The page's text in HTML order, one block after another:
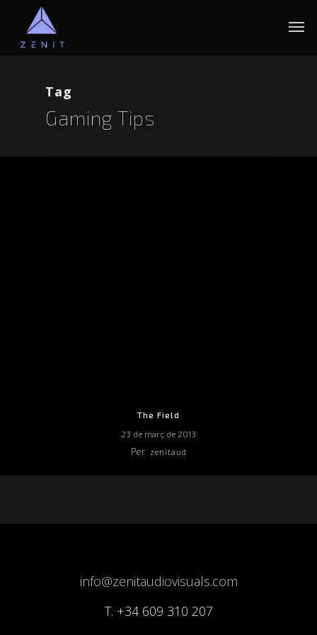
contingut
principal
Tag
Gaming Tips
The Field
23 de març de 2013
Per zenitaud
info@zenitaudiovisuals.com
T. +34 609 310 207